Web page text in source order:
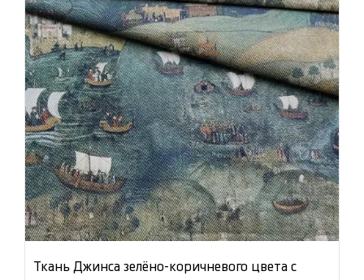
Ткань Джинса зелёно-коричневого цвета с